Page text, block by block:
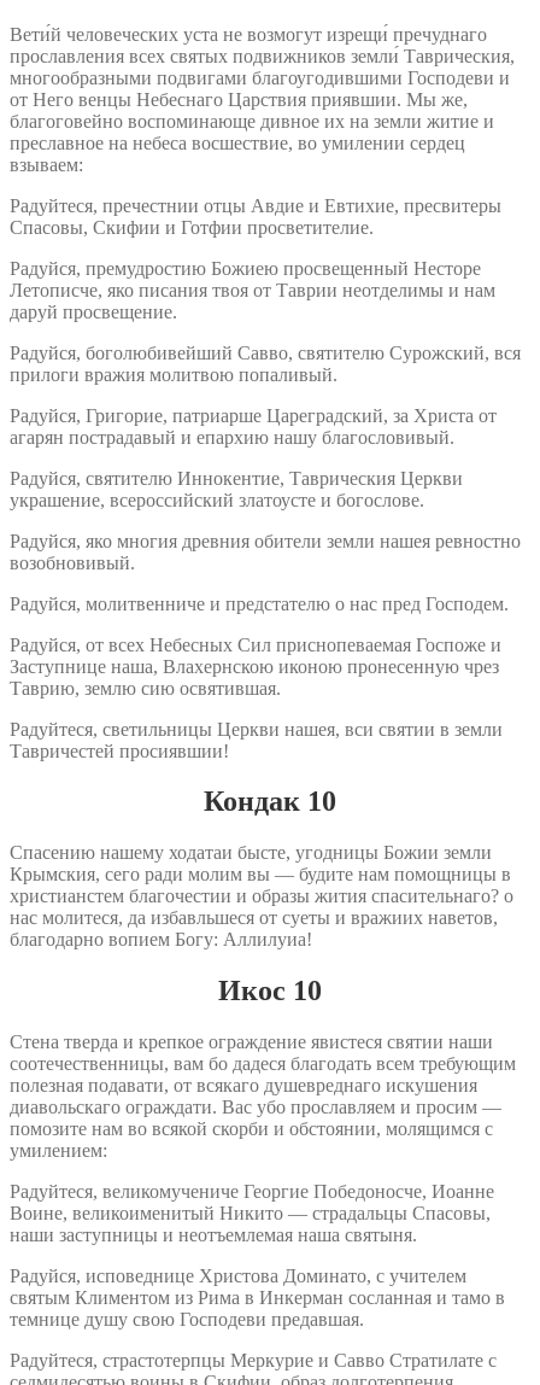
Вети́й человеческих уста не возмогут изрещи́ пречуднаго
прославления всех святых подвижников земли́ Таврическия,
многообразными подвигами благоугодившими Господеви и
от Него венцы Небеснаго Царствия приявшии. Мы же,
благоговейно воспоминающе дивное их на земли житие и
преславное на небеса восшествие, во умилении сердец
взываем:
Радуйтеся, пречестнии отцы Авдие и Евтихие, пресвитеры
Спасовы, Скифии и Готфии просветителие.
Радуйся, премудростию Божиею просвещенный Несторе
Летописче, яко писания твоя от Таврии неотделимы и нам
даруй просвещение.
Радуйся, боголюбивейший Савво, святителю Сурожский, вся
прилоги вражия молитвою попаливый.
Радуйся, Григорие, патриарше Цареградский, за Христа от
агарян пострадавый и епархию нашу благословивый.
Радуйся, святителю Иннокентие, Таврическия Церкви
украшение, всероссийский златоусте и богослове.
Радуйся, яко многия древния обители земли нашея ревностно
возобновивый.
Радуйся, молитвенниче и предстателю о нас пред Господем.
Радуйся, от всех Небесных Сил приснопеваемая Госпоже и
Заступнице наша, Влахернскою иконою пронесенную чрез
Таврию, землю сию освятившая.
Радуйтеся, светильницы Церкви нашея, вси святии в земли
Тавричестей просиявшии!
Кондак 10
Спасению нашему ходатаи бысте, угодницы Божии земли
Крымския, сего ради молим вы — будите нам помощницы в
христианстем благочестии и образы жития спасительнаго? о
нас молитеся, да избавльшеся от суеты и вражиих наветов,
благодарно вопием Богу: Аллилуиа!
Икос 10
Стена тверда и крепкое ограждение явистеся святии наши
соотечественницы, вам бо дадеся благодать всем требующим
полезная подавати, от всякаго душевреднаго искушения
диавольскаго ограждати. Вас убо прославляем и просим —
помозите нам во всякой скорби и обстоянии, молящимся с
умилением:
Радуйтеся, великомучениче Георгие Победоносче, Иоанне
Воине, великоименитый Никито — страдальцы Спасовы,
наши заступницы и неотъемлемая наша святыня.
Радуйся, исповеднице Христова Доминато, с учителем
святым Климентом из Рима в Инкерман сосланная и тамо в
темнице душу свою Господеви предавшая.
Радуйтеся, страстотерпцы Меркурие и Савво Стратилате с